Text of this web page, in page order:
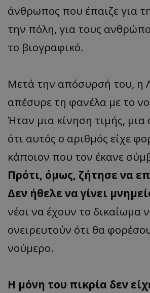
άνθρωπος που έπαιζε για
την πόλη, για τους
το βιογραφικό.
Μετά την απόσυρσή του, η
απέσυρε τη φανέλα με το
Ήταν μια κίνηση τιμής,
ότι αυτός ο αριθμός είχε
κάποιον που τον έκανε
Πρότι, όμως, ζήτησε να
Δεν ήθελε να γίνει
νέοι να έχουν το δικαίωμα
ονειρευτούν ότι θα
νούμερο.
Η μόνη του πικρία δεν